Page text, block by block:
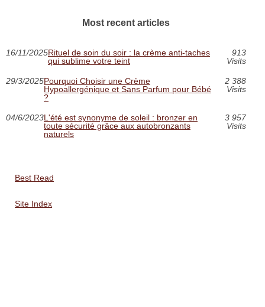
Most recent articles
16/11/2025Rituel de soin du soir : la crème anti-taches
qui sublime votre teint
913
Visits
29/3/2025Pourquoi Choisir une Crème
Hypoallergénique et Sans Parfum pour Bébé
?
2 388
Visits
04/6/2023L'été est synonyme de soleil : bronzer en
toute sécurité grâce aux autobronzants
naturels
3 957
Visits
Best Read
Site Index